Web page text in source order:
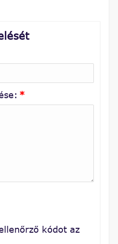
*
kódot az